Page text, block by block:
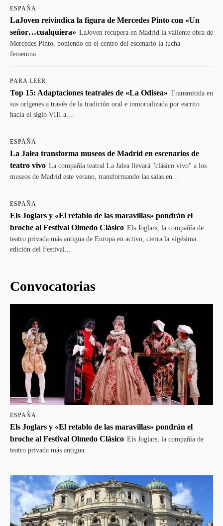
ESPAÑA
LaJoven reivindica la figura de Mercedes Pinto con «Un
señor…cualquiera» LaJoven recupera en Madrid la valiente obra de
Mercedes Pinto, poniendo en el centro del escenario la lucha
femenina...
PARA LEER
Top 15: Adaptaciones teatrales de «La Odisea» Transmitida en
sus orígenes a través de la tradición oral e inmortalizada por escrito
hacia el siglo VIII a....
ESPAÑA
La Jalea transforma museos de Madrid en escenarios de
teatro vivo La compañía teatral La Jalea llevará "clásico vivo" a los
museos de Madrid este verano, transformando las salas en...
ESPAÑA
Els Joglars y «El retablo de las maravillas» pondrán el
broche al Festival Olmedo Clásico Els Joglars, la compañía de
teatro privada más antigua de Europa en activo, cierra la vigésima
edición del Festival...
Convocatorias
ESPAÑA
Els Joglars y «El retablo de las maravillas» pondrán el
broche al Festival Olmedo Clásico Els Joglars, la compañía de
teatro privada más antigua...